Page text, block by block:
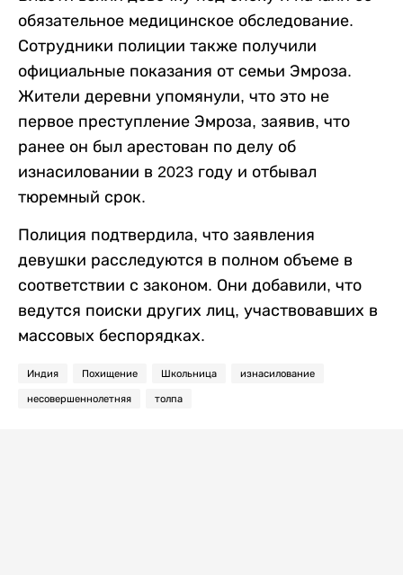
обязательное медицинское обследование.
Сотрудники полиции также получили
официальные показания от семьи Эмроза.
Жители деревни упомянули, что это не
первое преступление Эмроза, заявив, что
ранее он был арестован по делу об
изнасиловании в 2023 году и отбывал
тюремный срок.
Полиция подтвердила, что заявления
девушки расследуются в полном объеме в
соответствии с законом. Они добавили, что
ведутся поиски других лиц, участвовавших в
массовых беспорядках.
Индия Похищение Школьница изнасилование
несовершеннолетняя толпа